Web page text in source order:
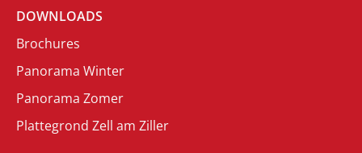
DOWNLOADS
Brochures
Panorama Winter
Panorama Zomer
Plattegrond Zell am Ziller